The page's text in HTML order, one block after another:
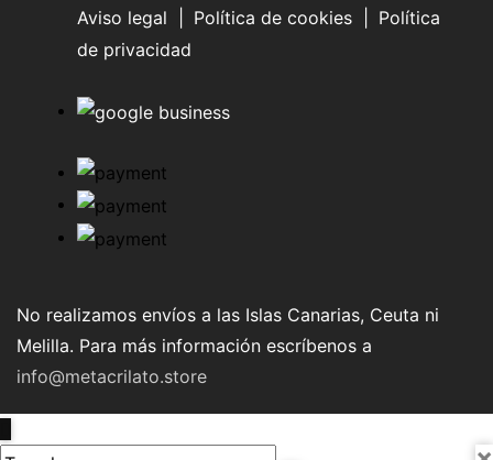
Aviso legal
Política de cookies
Política
de privacidad
No realizamos envíos a las Islas Canarias, Ceuta ni
Melilla. Para más información escríbenos a
info@metacrilato.store